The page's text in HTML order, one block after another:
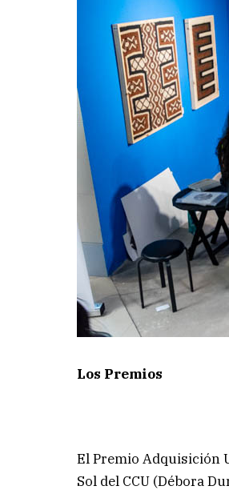
Los Premios
El Premio Adquisición
Sol del CCU (Débora